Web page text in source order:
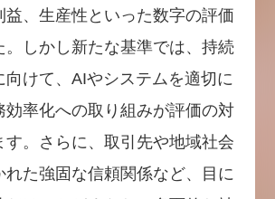
益、生産性といった数字の評価
。しかし新たな基準では、持続
向けて、AIやシステムを適切に
効率化への取り組みが評価の対
す。さらに、取引先や地域社会
れた強固な信頼関係など、目に